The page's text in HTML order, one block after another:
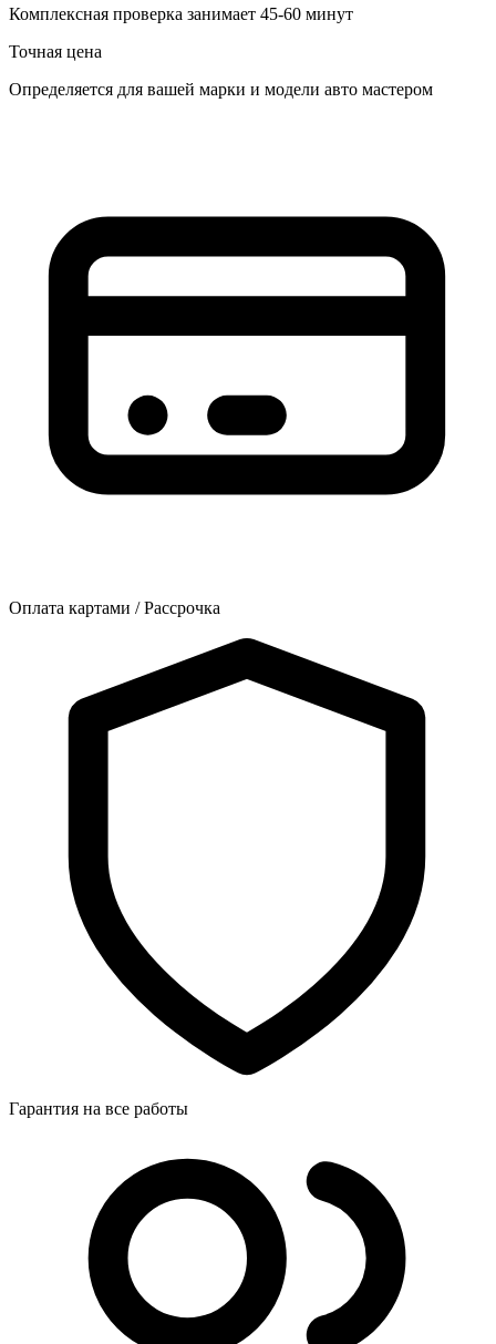
Комплексная проверка занимает 45-60 минут
Точная цена
Определяется для вашей марки и модели авто мастером
Оплата картами / Рассрочка
Гарантия на все работы